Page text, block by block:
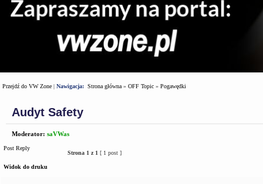
Przejdź do VW Zone | Nawigacja: Strona główna » OFF Topic » Pogawędki
Audyt Safety
Moderator: saVWas
Post Reply
Strona 1 z 1 [ 1 post ]
Widok do druku